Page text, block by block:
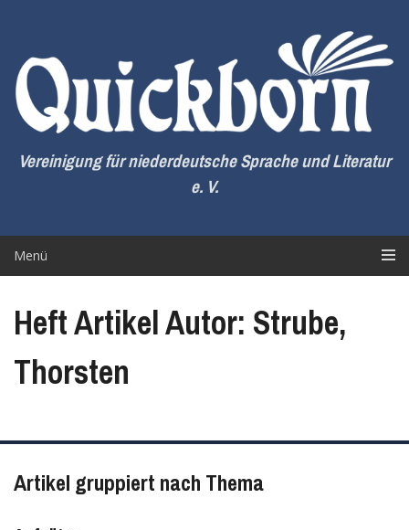
springen
Vereinigung für niederdeutsche Sprache und Literatur
e. V.
Menü
Heft Artikel Autor: Strube,
Thorsten
Artikel gruppiert nach Thema